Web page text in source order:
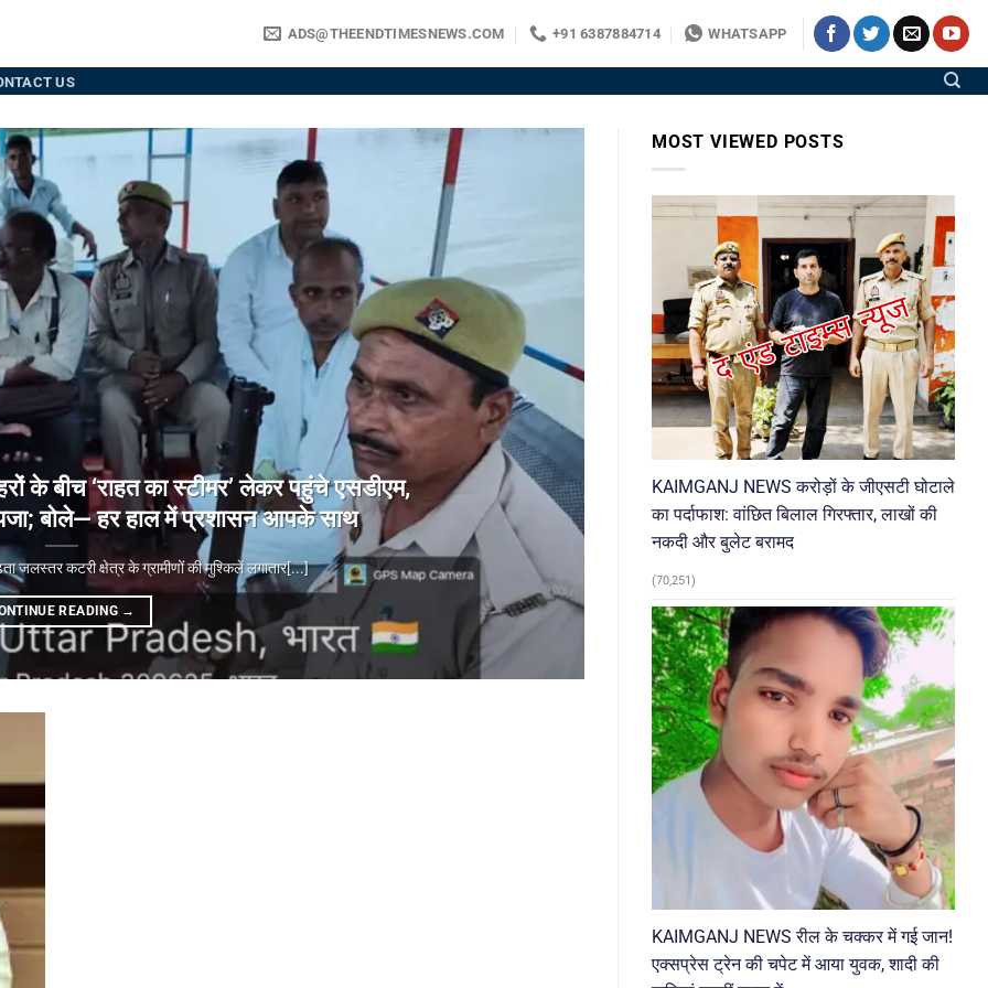
ADS@THEENDTIMESNEWS.COM +91 6387884714 WHATSAPP
US
के बीच ‘राहत का स्टीमर’ लेकर पहुंचे एसडीएम,
बोले— हर हाल में प्रशासन आपके साथ
जलस्तर कटरी क्षेत्र के ग्रामीणों की मुश्किलें लगातार[...]
READING →
MOST VIEWED POSTS
KAIMGANJ NEWS करोड़ों के जीएसटी घोटाले
का पर्दाफाश: वांछित बिलाल गिरफ्तार, लाखों की
नकदी और बुलेट बरामद
(70,251)
KAIMGANJ NEWS रील के चक्कर में गई जान!
एक्सप्रेस ट्रेन की चपेट में आया युवक, शादी की